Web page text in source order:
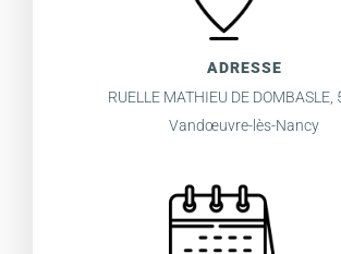
ADRESSE
RUELLE MATHIEU DE DOMBASLE,
Vandœuvre-lès-Nancy